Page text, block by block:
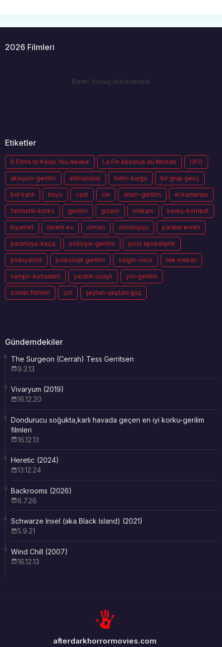
2026 Filmleri
Error: Sonuç bulunamadı
Etiketler
6 Films to Keep You Awake La Fin Absolue du Monde UFO
aksiyon-gerilim antropoloji bilim-kurgu bir grup genç
bol kanlı büyü cadı cin dram-gerilim el kamerası
fantastik-korku gerilim gizem intikam korku-komedi
kıyamet lanetli ev orman otostopçu paralel evren
paranoya-kaçış polisiye-gerilim post apokaliptik
psikiyatrist psikolojik gerilim salgın-virüs tek mekan
vampir-kurtadam yaratık-uzaylı yol-gerilim
zombi filmleri çöl şeytan-şeytani güç
Gündemdekiler
The Surgeon (Cerrah) Tess Gerritsen
9.3.13
Vivaryum (2019)
16.12.20
Dondurucu soğukta,karlı havada geçen en iyi korku-gerilim
filmleri
16.12.13
Heretic (2024)
13.12.24
Backrooms (2026)
6.7.26
Schwarze Insel (aka Black Island) (2021)
5.9.21
Wind Chill (2007)
16.12.13
afterdarkhorrormovies.com